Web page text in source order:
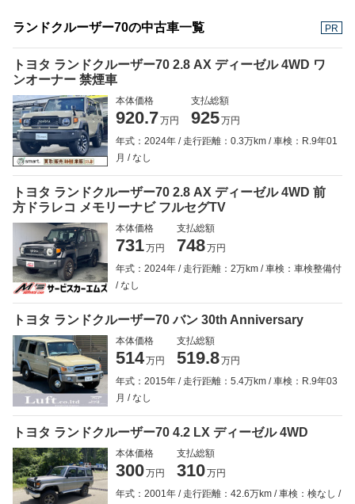
ランドクルーザー70の中古車一覧 PR
トヨタ ランドクルーザー70 2.8 AX ディーゼル 4WD ワ
ンオーナー 禁煙車
本体価格
920.7万円
支払総額
925万円
年式：2024年
走行距離：0.3万km
車検：R.9年01
月
なし
トヨタ ランドクルーザー70 2.8 AX ディーゼル 4WD 前
方ドラレコ メモリーナビ フルセグTV
本体価格
731万円
支払総額
748万円
年式：2024年
走行距離：2万km
車検：車検整備付
なし
トヨタ ランドクルーザー70 バン 30th Anniversary
本体価格
514万円
支払総額
519.8万円
年式：2015年
走行距離：5.4万km
車検：R.9年03
月
なし
トヨタ ランドクルーザー70 4.2 LX ディーゼル 4WD
本体価格
300万円
支払総額
310万円
年式：2001年
走行距離：42.6万km
車検：検なし